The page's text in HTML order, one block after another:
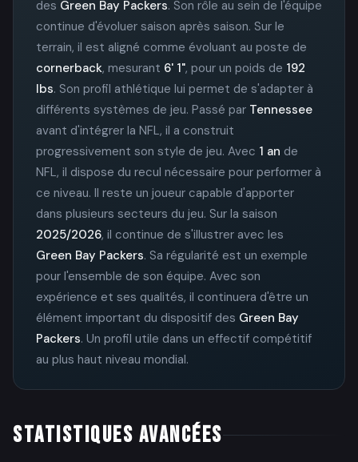
des Green Bay Packers. Son rôle au sein de l'équipe
continue d'évoluer saison après saison. Sur le
terrain, il est aligné comme évoluant au poste de
cornerback, mesurant 6' 1", pour un poids de 192
lbs. Son profil athlétique lui permet de s'adapter à
différents systèmes de jeu. Passé par Tennessee
avant d'intégrer la NFL, il a construit
progressivement son style de jeu. Avec 1 an de
NFL, il dispose du recul nécessaire pour performer à
ce niveau. Il reste un joueur capable d'apporter
dans plusieurs secteurs du jeu. Sur la saison
2025/2026, il continue de s'illustrer avec les
Green Bay Packers. Sa régularité est un exemple
pour l'ensemble de son équipe. Avec son
expérience et ses qualités, il continuera d'être un
élément important du dispositif des Green Bay
Packers. Un profil utile dans un effectif compétitif
au plus haut niveau mondial.
STATISTIQUES AVANCÉES